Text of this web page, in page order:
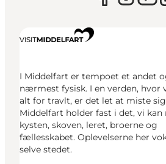
I Middelfart er tempoet et andet
nærmest fysisk. I en verden, hvor
alt for travlt, er det let at miste
Middelfart holder fast i det, vi
kysten, skoven, leret, broerne og
fællesskabet. Oplevelserne her
selve stedet.